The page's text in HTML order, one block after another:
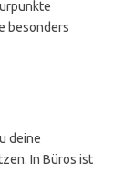
besonders
deine
In Büros ist